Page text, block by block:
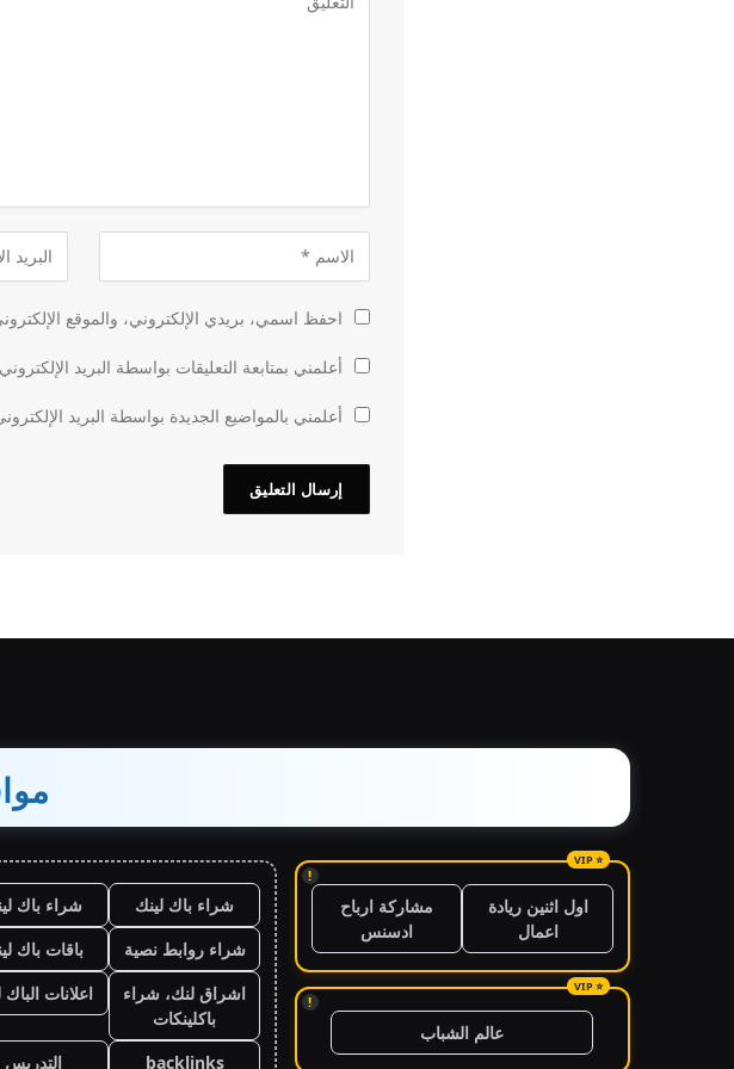
احفظ اسمي، بريدي الإلكتروني، والموقع
أعلمني بمتابعة التعليقات بواسطة البريد
أعلمني بالمواضيع الجديدة بواسطة البريد
!
اول اثنين ريادة
اعمال
مشاركة ارباح
ادسنس
!
عالم الشباب
شراء باك لينك
شراء باك
شراء روابط نصية
باقات باك
اشراق لنك، شراء
باكلينكات
اعلانات الباك
backlinks التدريس